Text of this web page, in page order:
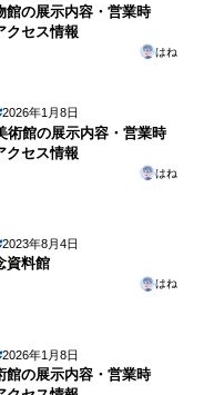
館の展示内容・営業時
クセス情報
はね
2026年1月8日
術館の展示内容・営業時
クセス情報
はね
2023年8月4日
資料館
はね
2026年1月8日
館の展示内容・営業時